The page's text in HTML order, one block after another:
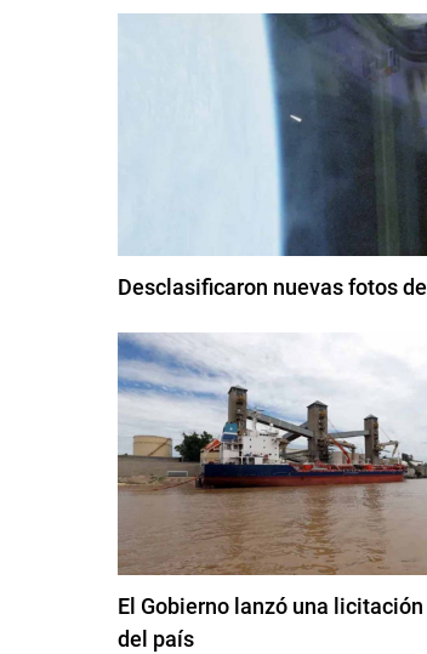
Desclasificaron nuevas fotos
El Gobierno lanzó una
del país